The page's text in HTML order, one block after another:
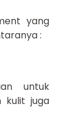
yang
:
untuk
kulit juga